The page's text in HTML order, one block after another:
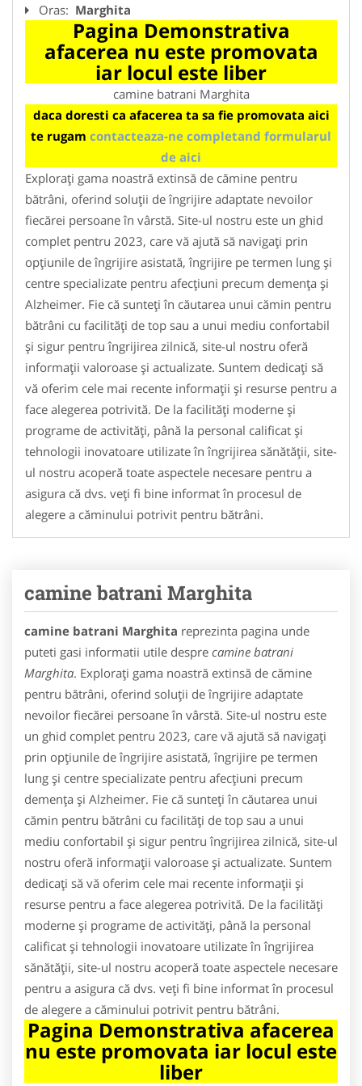
Oras: Marghita
Pagina Demonstrativa
afacerea nu este promovata
iar locul este liber
camine batrani Marghita
daca doresti ca afacerea ta sa fie promovata aici
te rugam contacteaza-ne completand formularul
de aici
Explorați gama noastră extinsă de cămine pentru
bătrâni, oferind soluții de îngrijire adaptate nevoilor
fiecărei persoane în vârstă. Site-ul nostru este un ghid
complet pentru 2023, care vă ajută să navigați prin
opțiunile de îngrijire asistată, îngrijire pe termen lung și
centre specializate pentru afecțiuni precum demența și
Alzheimer. Fie că sunteți în căutarea unui cămin pentru
bătrâni cu facilități de top sau a unui mediu confortabil
și sigur pentru îngrijirea zilnică, site-ul nostru oferă
informații valoroase și actualizate. Suntem dedicați să
vă oferim cele mai recente informații și resurse pentru a
face alegerea potrivită. De la facilități moderne și
programe de activități, până la personal calificat și
tehnologii inovatoare utilizate în îngrijirea sănătății, site-
ul nostru acoperă toate aspectele necesare pentru a
asigura că dvs. veți fi bine informat în procesul de
alegere a căminului potrivit pentru bătrâni.
camine batrani Marghita
camine batrani Marghita reprezinta pagina unde
puteti gasi informatii utile despre camine batrani
Marghita. Explorați gama noastră extinsă de cămine
pentru bătrâni, oferind soluții de îngrijire adaptate
nevoilor fiecărei persoane în vârstă. Site-ul nostru este
un ghid complet pentru 2023, care vă ajută să navigați
prin opțiunile de îngrijire asistată, îngrijire pe termen
lung și centre specializate pentru afecțiuni precum
demența și Alzheimer. Fie că sunteți în căutarea unui
cămin pentru bătrâni cu facilități de top sau a unui
mediu confortabil și sigur pentru îngrijirea zilnică, site-ul
nostru oferă informații valoroase și actualizate. Suntem
dedicați să vă oferim cele mai recente informații și
resurse pentru a face alegerea potrivită. De la facilități
moderne și programe de activități, până la personal
calificat și tehnologii inovatoare utilizate în îngrijirea
sănătății, site-ul nostru acoperă toate aspectele necesare
pentru a asigura că dvs. veți fi bine informat în procesul
de alegere a căminului potrivit pentru bătrâni.
Pagina Demonstrativa afacerea
nu este promovata iar locul este
liber